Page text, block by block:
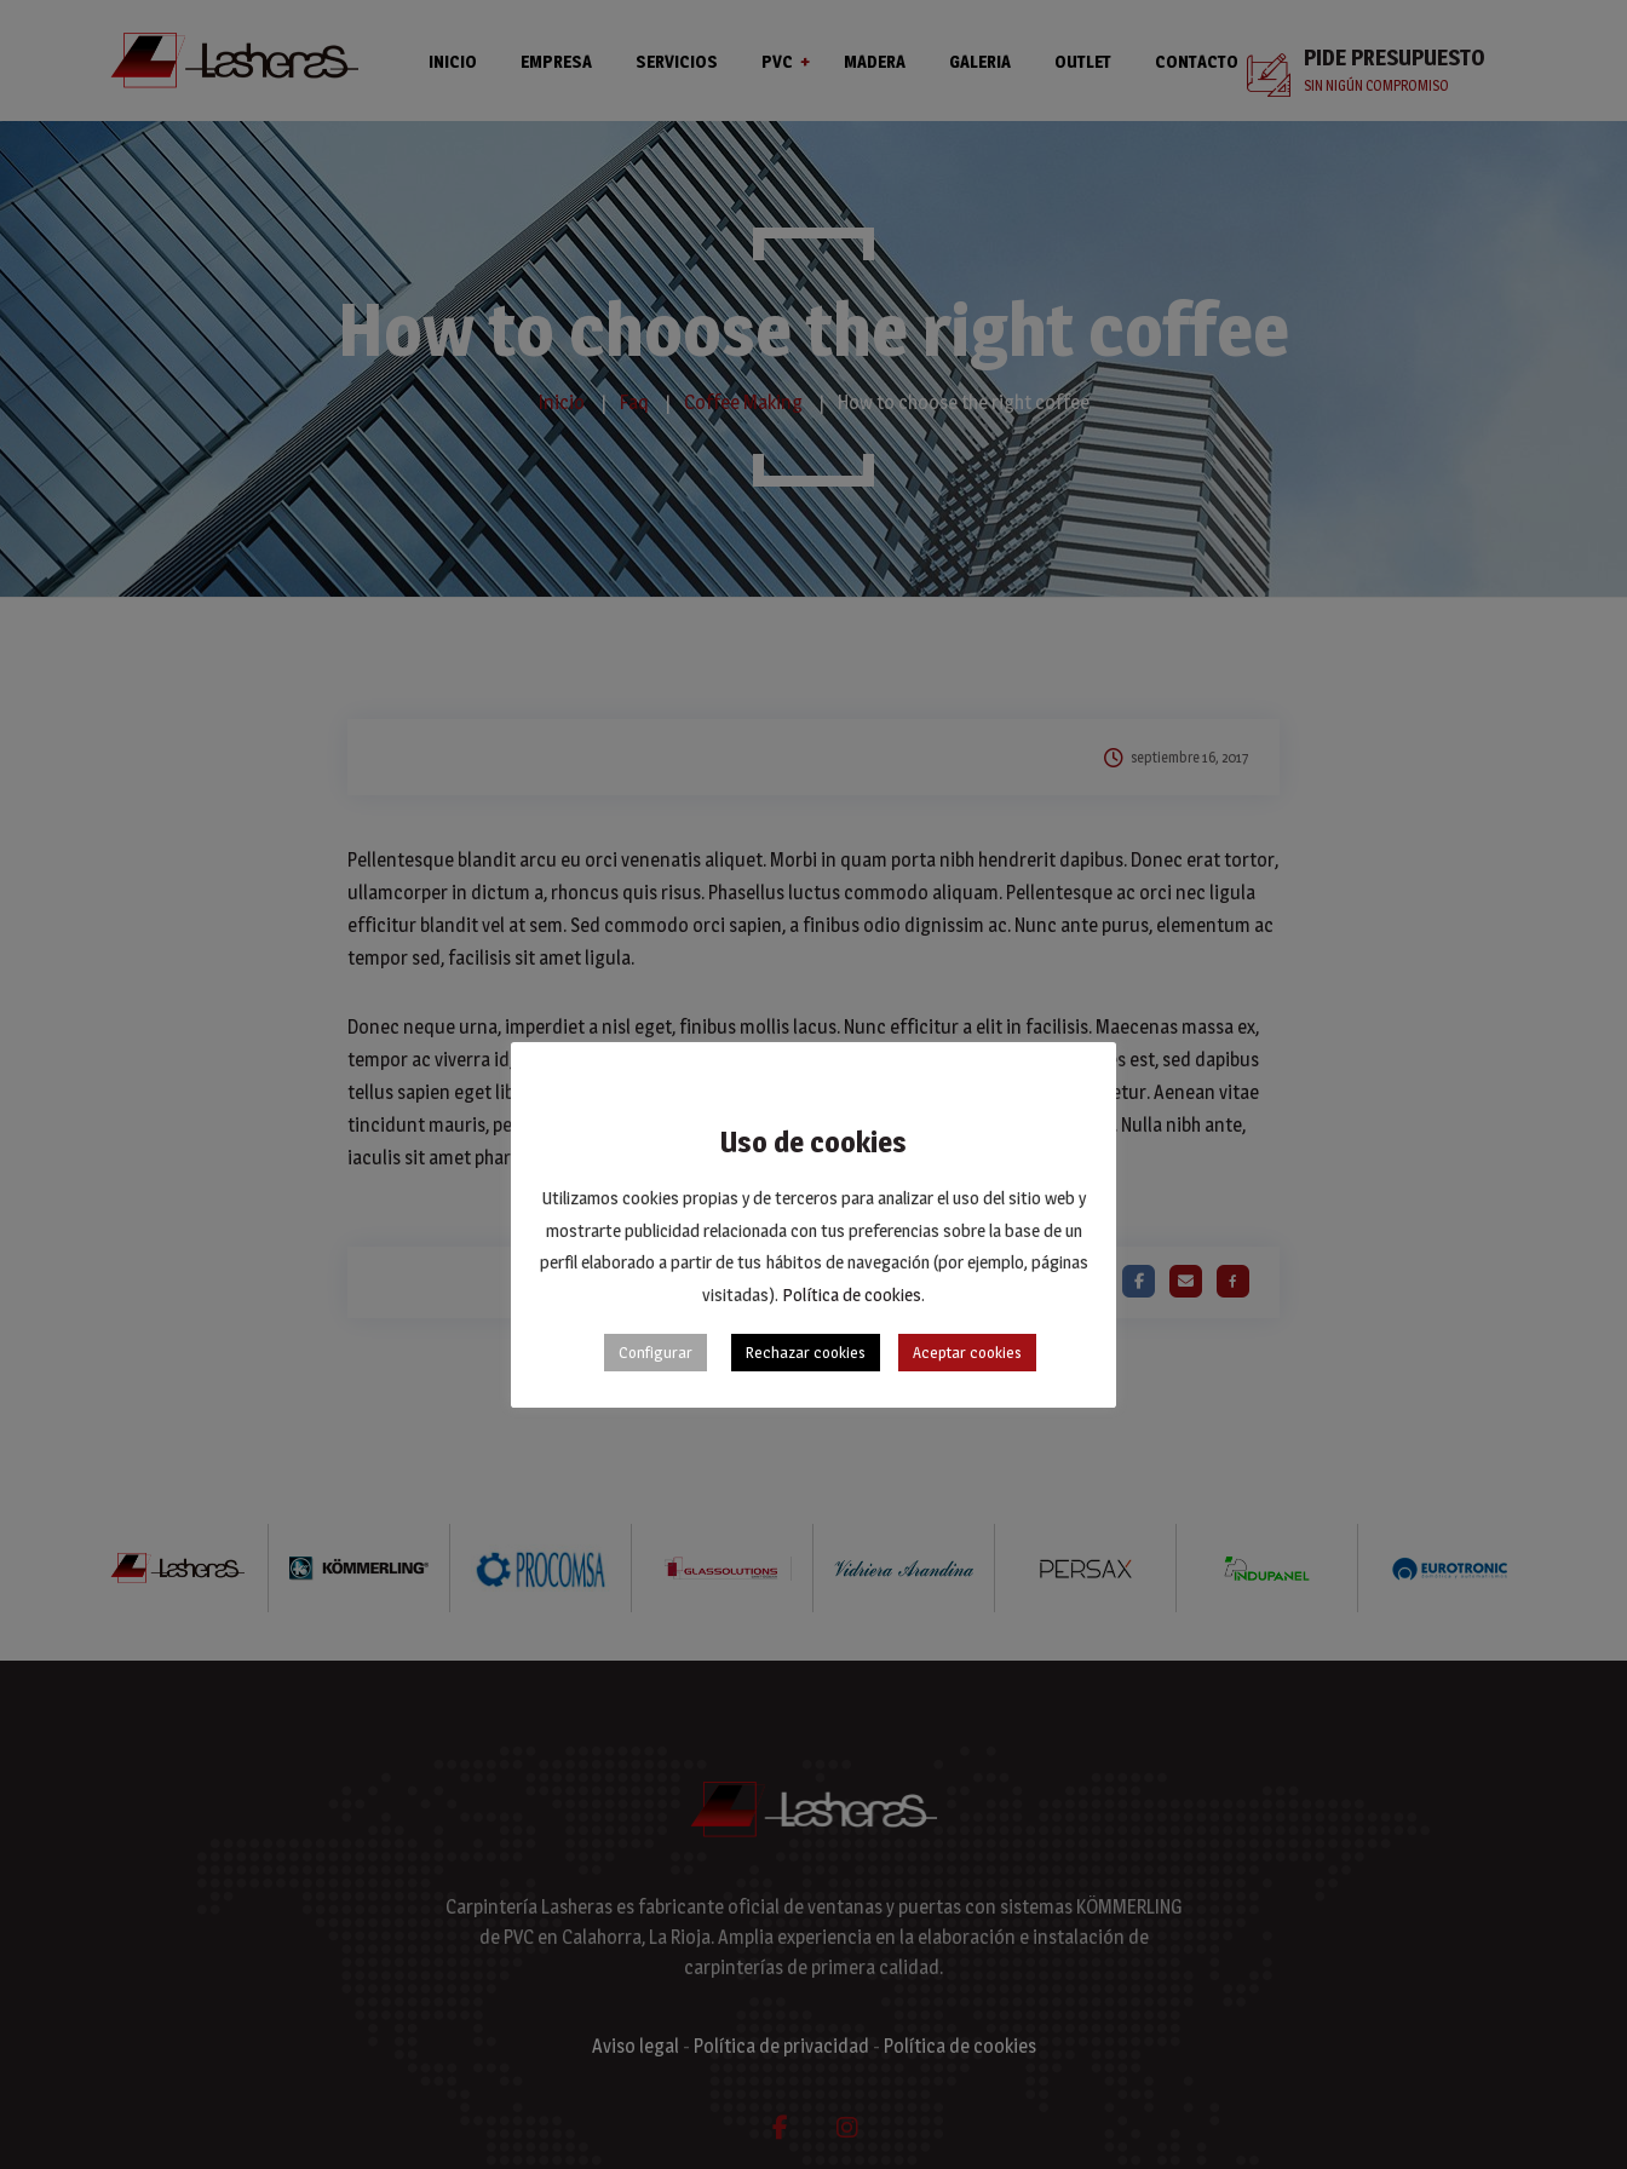
INICIO EMPRESA SERVICIOS PVC
Ventanas
Puertas
MADERA GALERIA OUTLET CONTACTO PIDE PRESUPUESTO
SIN NIGÚN COMPROMISO
How to choose the right coffee
Inicio Faq Coffee Making How to choose the right coffee
septiembre 16, 2017
Pellentesque blandit arcu eu orci venenatis aliquet. Morbi in quam porta nibh hendrerit dapibus. Donec erat tortor,
ullamcorper in dictum a, rhoncus quis risus. Phasellus luctus commodo aliquam. Pellentesque ac orci nec ligula
efficitur blandit vel at sem. Sed commodo orci sapien, a finibus odio dignissim ac. Nunc ante purus, elementum ac
tempor sed, facilisis sit amet ligula.
Donec neque urna, imperdiet a nisl eget, finibus mollis lacus. Nunc efficitur a elit in facilisis. Maecenas massa ex,
tempor ac viverra id, varius et massa. Sed convallis, metus a aliquet suscipit, purus nunc ultrices est, sed dapibus
tellus sapien eget libero. Praesent maximus velit vitae est venenatis, nec lobortis arcu consectetur. Aenean vitae
tincidunt mauris, pellentesque pulvinar ante. Proin malesuada vestibulum justo lacinia finibus. Nulla nibh ante,
iaculis sit amet pharetra at, tincidunt quis nisi.
SHARE:
Carpintería Lasheras es fabricante oficial de ventanas y puertas con sistemas KÖMMERLING
de PVC en Calahorra, La Rioja. Amplia experiencia en la elaboración e instalación de
carpinterías de primera calidad.
Aviso legal - Política de privacidad - Política de cookies
Uso de cookies
Utilizamos cookies propias y de terceros para analizar el uso del sitio web y
mostrarte publicidad relacionada con tus preferencias sobre la base de un
perfil elaborado a partir de tus hábitos de navegación (por ejemplo, páginas
visitadas). Política de cookies.
Configurar Rechazar cookies Aceptar cookies